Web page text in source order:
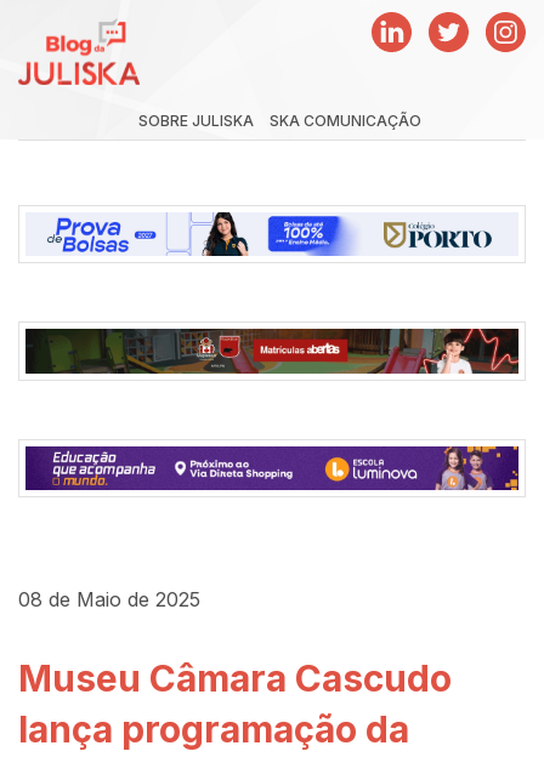
SOBRE JULISKA SKA COMUNICAÇÃO
08 de Maio de 2025
Museu Câmara Cascudo
lança programação da